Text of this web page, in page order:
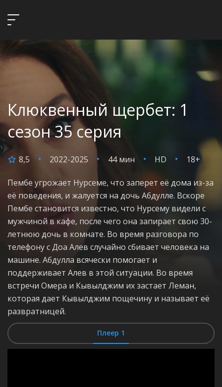
Клюквенный щербет: 1
сезон 35 серия
8,5 2022-2025 44 мин HD 18+
Пембе угрожает Нурсеме, что заперет её дома из-за
её поведения, и жалуется на дочь Абдулле. Вскоре
Пембе становится известно, что Нурсему видели с
мужчиной в кафе, после чего она запирает свою 30-
летнюю дочь в комнате. Во время разговора по
телефону с Доа Алев случайно сбивает человека на
машине. Абдулла всячески помогает и
поддерживает Алев в этой ситуации. Во время
встречи Омера и Кывылджим их застает Леман,
которая дает Кывылджим пощечину и называет её
развратницей.
Плеер 1